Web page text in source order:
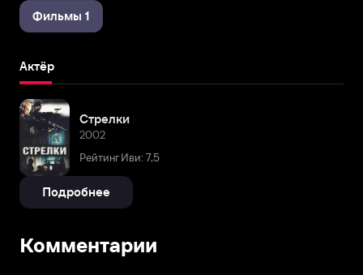
Фильмы 1
Актёр
Стрелки
2002
Рейтинг Иви: 7,5
Подробнее
Комментарии